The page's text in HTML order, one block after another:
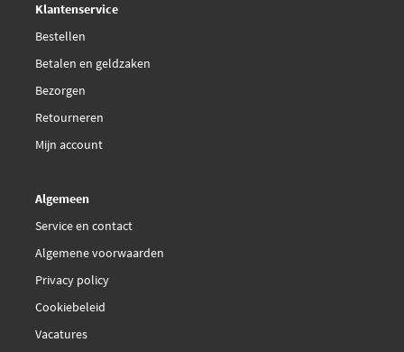
Klantenservice
Bestellen
Betalen en geldzaken
Bezorgen
Retourneren
Mijn account
Algemeen
Service en contact
Algemene voorwaarden
Privacy policy
Cookiebeleid
Vacatures